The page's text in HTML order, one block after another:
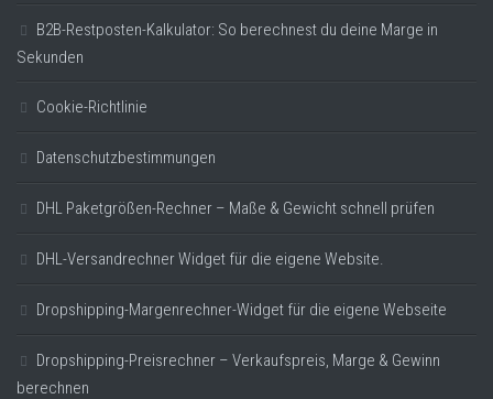
B2B-Restposten-Kalkulator: So berechnest du deine Marge in
Sekunden
Cookie-Richtlinie
Datenschutzbestimmungen
DHL Paketgrößen-Rechner – Maße & Gewicht schnell prüfen
DHL-Versandrechner Widget für die eigene Website.
Dropshipping-Margenrechner-Widget für die eigene Webseite
Dropshipping-Preisrechner – Verkaufspreis, Marge & Gewinn
berechnen